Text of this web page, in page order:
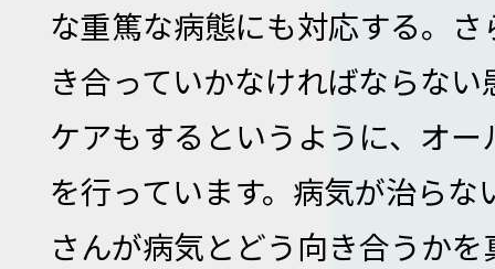
な重篤な病態にも対応する。
き合っていかなければならな
ケアもするというように、オ
を行っています。病気が治らな
さんが病気とどう向き合うか